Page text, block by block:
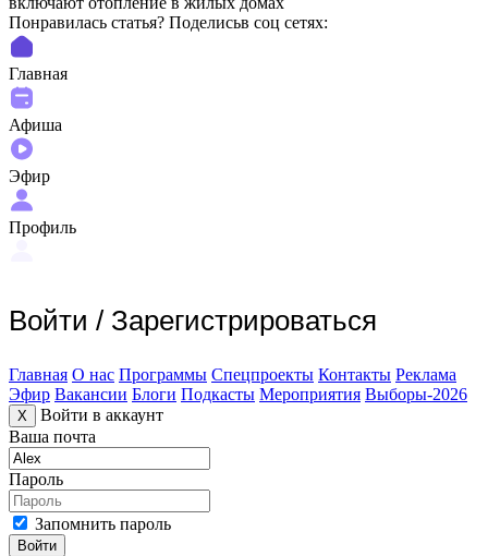
Понравилась статья? Поделиcьв соц сетях:
Главная
Афиша
Эфир
Профиль
Войти / Зарегистрироваться
Главная О нас Программы Спецпроекты Контакты Реклама
Эфир Вакансии Блоги Подкасты Мероприятия Выборы-2026
X
Войти в аккаунт
Ваша почта
Пароль
Запомнить пароль
Войти